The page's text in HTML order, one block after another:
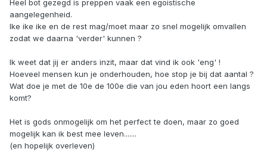
Heel bot gezegd is preppen vaak een egoistische
aangelegenheid.
Ike ike ike en de rest mag/moet maar zo snel mogelijk omvallen
zodat we daarna 'verder' kunnen ?
Ik weet dat jij er anders inzit, maar dat vind ik ook 'eng' !
Hoeveel mensen kun je onderhouden, hoe stop je bij dat aantal ?
Wat doe je met de 10e de 100e die van jou eden hoort een langs
komt?
Het is gods onmogelijk om het perfect te doen, maar zo goed
mogelijk kan ik best mee leven.......
(en hopelijk overleven)